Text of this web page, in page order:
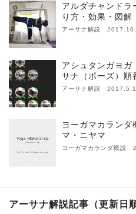
アルダチャンドラ
り方・効果・図解
アーサナ解説
アシュタンガヨガ
サナ（ポーズ）順
アーサナ解説
ヨーガマカラン
マ・ニヤマ
ヨーガマカランダ概説
アーサナ解説記事（更新日順